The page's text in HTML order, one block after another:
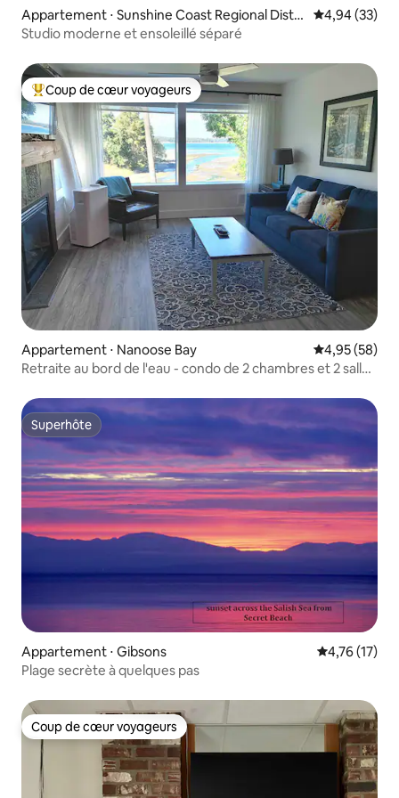
Appartement ⋅ Sunshine Coast Regional Distri
ct
Évaluation
4,94 (33)
Studio moderne et ensoleillé séparé
Coups de cœur voyageurs les plus appréciés
Coup de cœur voyageurs
Appartement ⋅ Nanoose Bay Évaluation
4,95 (58)
Retraite au bord de l'eau - condo de 2 chambres et 2 salles
Superhôte
Superhôte
Appartement ⋅ Gibsons Évaluation
4,76 (17)
Plage secrète à quelques pas
Coup de cœur voyageurs
Coup de cœur voyageurs